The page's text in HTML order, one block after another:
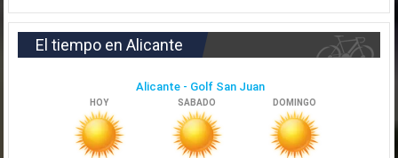
El tiempo en Alicante